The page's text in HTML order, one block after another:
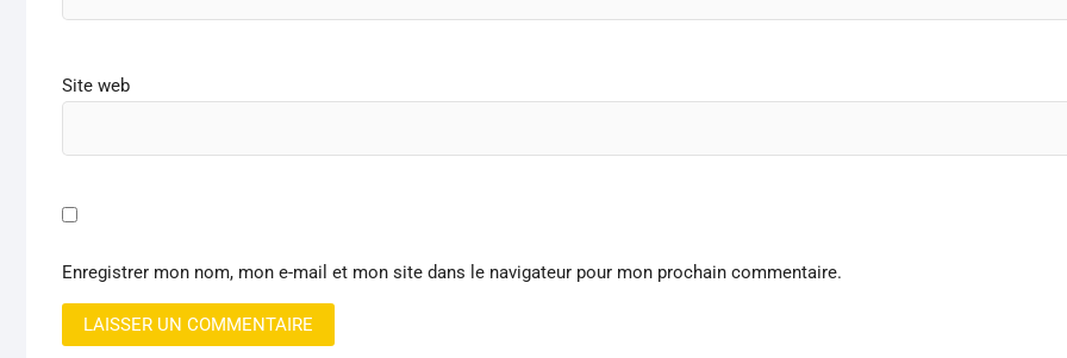
Site web
Enregistrer mon nom, mon e-mail et mon site dans le navigateur pour mon prochain commentaire.